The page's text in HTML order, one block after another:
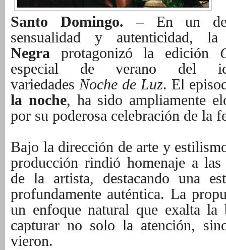
Santo Domingo. – En un
sensualidad y autenticidad,
Negra protagonizó la edición
especial de verano del
variedadesNoche de Luz. El
la noche, ha sido ampliamente
por su poderosa celebración de la
Bajo la dirección de arte y
producción rindió homenaje a las
de la artista, destacando una
profundamente auténtica. La
un enfoque natural que exalta
capturar no solo la atención,
vieron.